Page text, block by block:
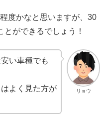
度かなと思いますが、30
ができるでしょう！
リョウ
い車種でも
よく見た方が